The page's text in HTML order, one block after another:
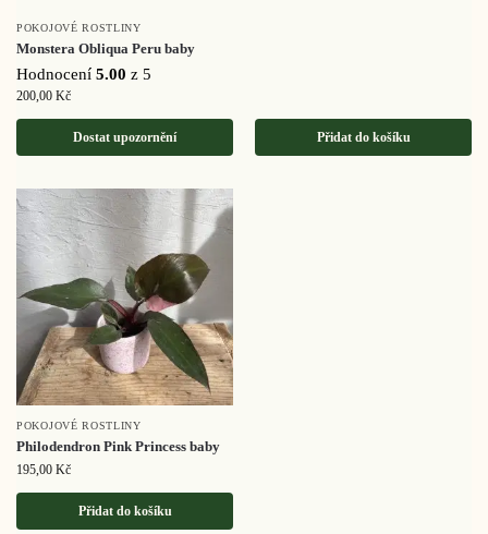
POKOJOVÉ ROSTLINY
Monstera Obliqua Peru baby
Hodnocení 5.00 z 5
200,00 Kč
Dostat upozornění Přidat do košíku
POKOJOVÉ ROSTLINY
Philodendron Pink Princess baby
195,00 Kč
Přidat do košíku